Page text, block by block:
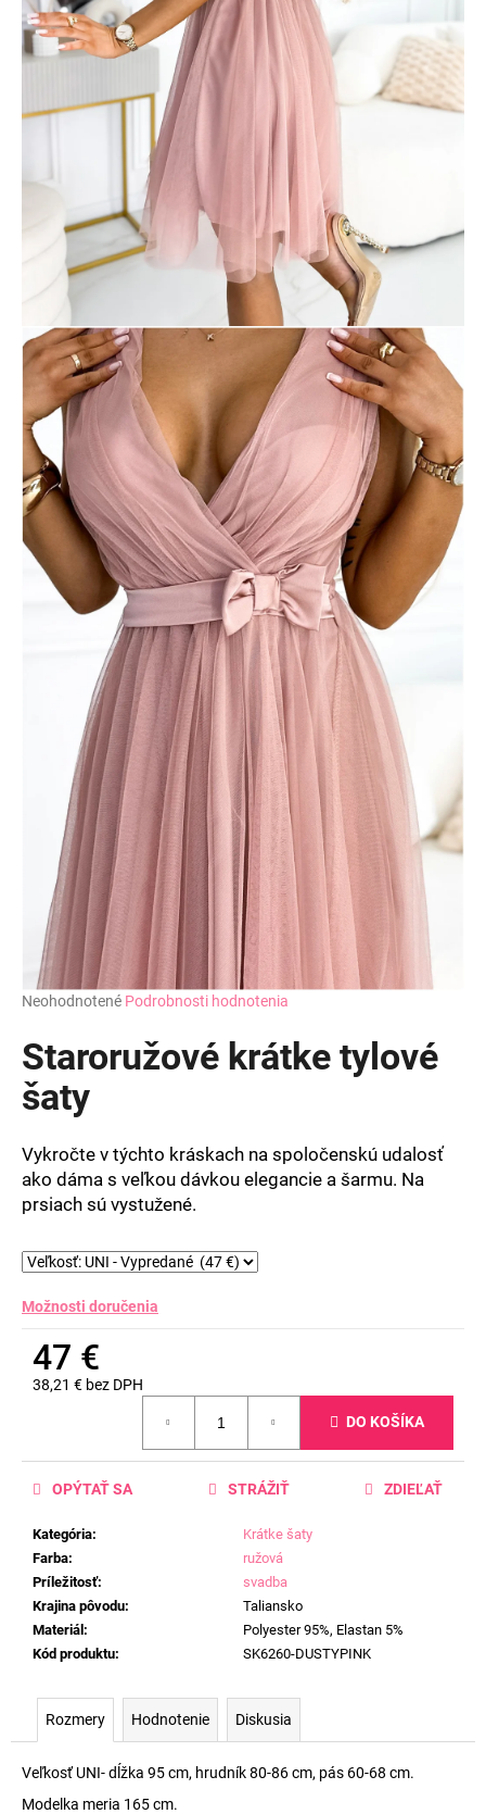
Priemerné
produktu
je
0,0
z
hviezdičiek.
Neohodnotené Podrobnosti hodnotenia
Staroružové krátke tylové
šaty
Vykročte v týchto kráskach na spoločenskú udalosť
ako dáma s veľkou dávkou elegancie a šarmu. Na
prsiach sú vystužené.
Možnosti doručenia
47 €
38,21 € bez DPH
DO KOŠÍKA
Kategória:
Krátke šaty
Farba:
ružová
Príležitosť:
svadba
Krajina pôvodu:
Taliansko
Materiál:
Polyester 95%, Elastan 5%
Kód produktu: SK6260-DUSTYPINK
OPÝTAŤ SA STRÁŽIŤ ZDIEĽAŤ
Rozmery Hodnotenie Diskusia
Veľkosť UNI- dĺžka 95 cm, hrudník 80-86 cm, pás 60-68 cm.
Modelka meria 165 cm.